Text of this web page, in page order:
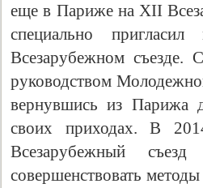
еще в Париже на XII
специально
Всезарубежном съезде.
руководством
вернувшись из Парижа
своих приходах. В
Всезарубежный
совершенствовать